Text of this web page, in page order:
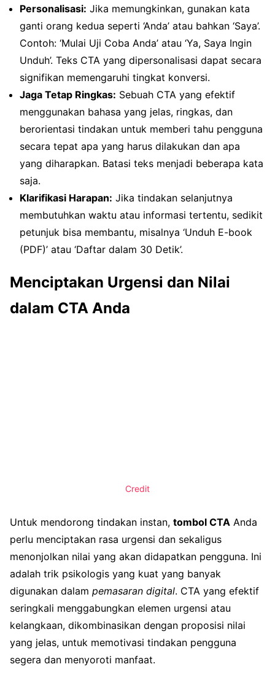
Personalisasi: Jika memungkinkan, gunakan kata
ganti orang kedua seperti ‘Anda’ atau bahkan ‘Saya’.
Contoh: ‘Mulai Uji Coba Anda’ atau ‘Ya, Saya Ingin
Unduh’. Teks CTA yang dipersonalisasi dapat secara
signifikan memengaruhi tingkat konversi.
Jaga Tetap Ringkas: Sebuah CTA yang efektif
menggunakan bahasa yang jelas, ringkas, dan
berorientasi tindakan untuk memberi tahu pengguna
secara tepat apa yang harus dilakukan dan apa
yang diharapkan. Batasi teks menjadi beberapa kata
saja.
Klarifikasi Harapan: Jika tindakan selanjutnya
membutuhkan waktu atau informasi tertentu, sedikit
petunjuk bisa membantu, misalnya ‘Unduh E-book
(PDF)’ atau ‘Daftar dalam 30 Detik’.
Menciptakan Urgensi dan Nilai
dalam CTA Anda
Credit
Untuk mendorong tindakan instan, tombol CTA Anda
perlu menciptakan rasa urgensi dan sekaligus
menonjolkan nilai yang akan didapatkan pengguna. Ini
adalah trik psikologis yang kuat yang banyak
digunakan dalam pemasaran digital. CTA yang efektif
seringkali menggabungkan elemen urgensi atau
kelangkaan, dikombinasikan dengan proposisi nilai
yang jelas, untuk memotivasi tindakan pengguna
segera dan menyoroti manfaat.